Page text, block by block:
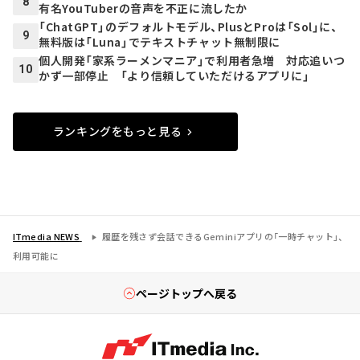
有名YouTuberの音声を不正に流したか
9
「ChatGPT」のデフォルトモデル、PlusとProは「Sol」に、
無料版は「Luna」でテキストチャット無制限に
10
個人開発「家系ラーメンマニア」で利用者急増 対応追いつ
かず一部停止 「より信頼していただけるアプリに」
ランキングをもっと見る
ITmedia NEWS
履歴を残さず会話できるGeminiアプリの「一時チャット」、
利用可能に
ページトップへ戻る